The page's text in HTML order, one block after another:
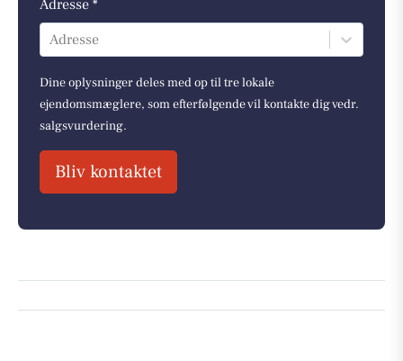
Adresse *
Adresse
Dine oplysninger deles med op til tre lokale
ejendomsmæglere, som efterfølgende vil kontakte dig vedr.
salgsvurdering.
Bliv kontaktet